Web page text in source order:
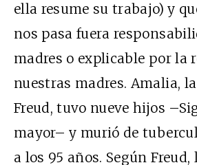
ella resume su trabajo) y
nos pasa fuera
madres o explicable por la
nuestras madres. Amalia,
Freud, tuvo nueve hijos
mayor– y murió de
a los 95 años. Según